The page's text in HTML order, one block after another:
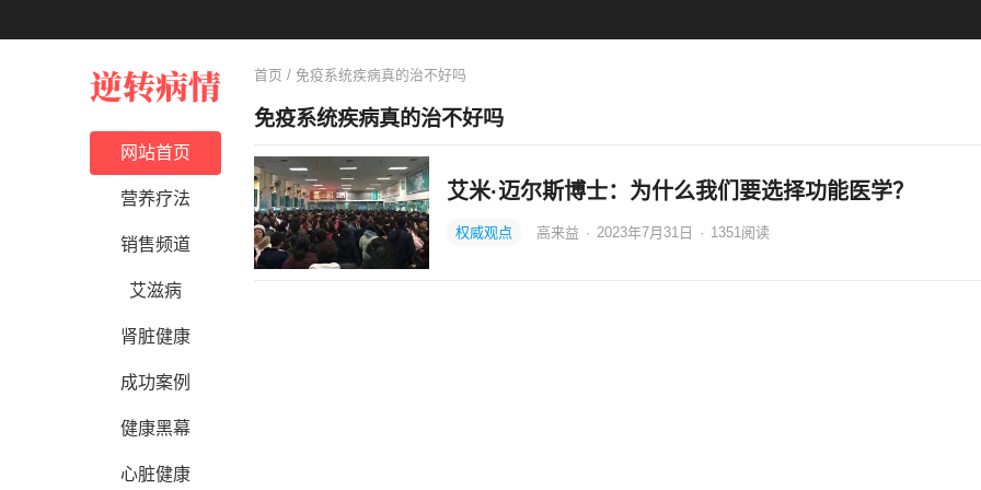
网站首页
营养疗法
销售频道
艾滋病
肾脏健康
成功案例
健康黑幕
心脏健康
首页 / 免疫系统疾病真的治不好吗
免疫系统疾病真的治不好吗
艾米·迈尔斯博士：为什么我们要选择功能医学？
权威观点 高来益 · 2023年7月31日 · 1351阅读